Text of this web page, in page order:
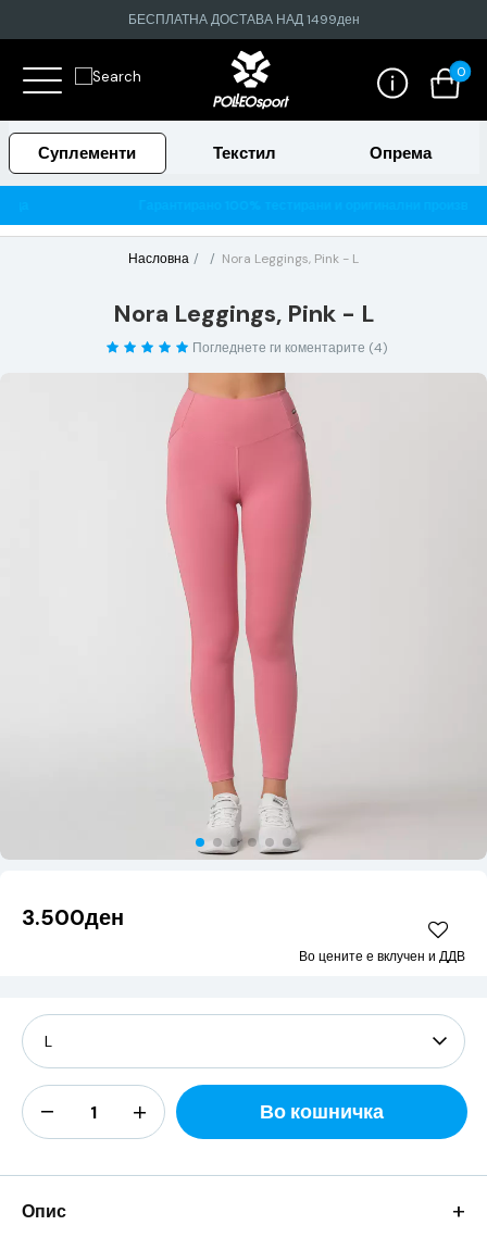
БЕСПЛАТНА ДОСТАВА НАД 1499ден
0
Суплементи Текстил Опрема
Насловна Nora Leggings, Pink - L
Nora Leggings, Pink - L
Погледнете ги коментарите (4)
3.500ден
Во цените е вклучен и ДДВ
Во кошничка
Опис +